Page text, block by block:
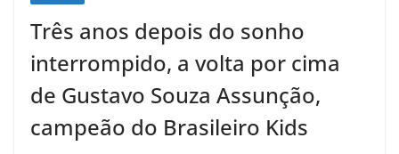
Três anos depois do sonho
interrompido, a volta por cima
de Gustavo Souza Assunção,
campeão do Brasileiro Kids